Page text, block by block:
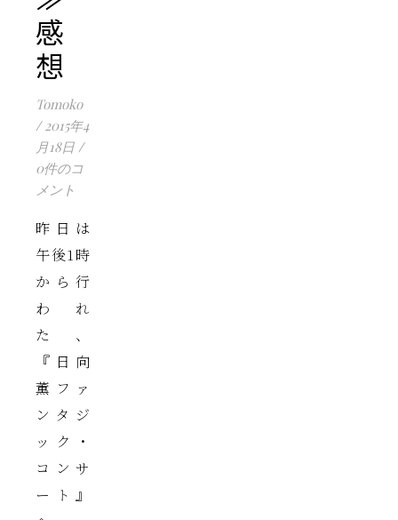
感
想
Tomoko
/ 2015年4
月18日 /
0件のコ
メント
昨日は
午後1時
から行
われ
た、
『日向
薫ファ
ンタジ
ック・
コンサ
ート』